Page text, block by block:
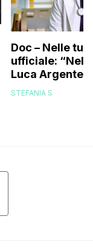
Doc – Nelle
ufficiale:
Luca
STEFANIA S